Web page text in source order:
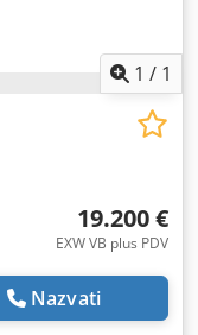
1 / 1
19.200 €
EXW VB plus PDV
Nazvati